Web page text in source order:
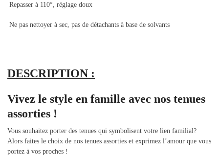
Repasser à 110°, réglage doux
Ne pas nettoyer à sec, pas de détachants à base de solvants
DESCRIPTION :
Vivez le style en famille avec nos tenues
assorties !
Vous souhaitez porter des tenues qui symbolisent votre lien familial?
Alors faites le choix de nos tenues assorties et exprimez l’amour que vous
portez à vos proches !